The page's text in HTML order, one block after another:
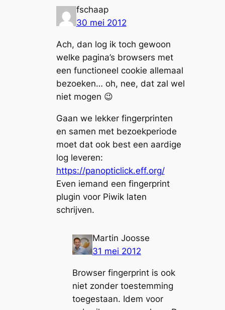
fschaap
30 mei 2012
Ach, dan log ik toch gewoon
welke pagina’s browsers met
een functioneel cookie allemaal
bezoeken… oh, nee, dat zal wel
niet mogen 😉
Gaan we lekker fingerprinten
en samen met bezoekperiode
moet dat ook best een aardige
log leveren:
https://panopticlick.eff.org/
Even iemand een fingerprint
plugin voor Piwik laten
schrijven.
Martin Joosse
31 mei 2012
Browser fingerprint is ook
niet zonder toestemming
toegestaan. Idem voor